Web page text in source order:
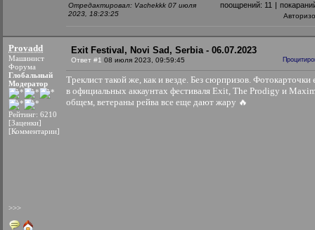
Отредактировал: Vachekkk 07 июля
2023, 18:23:25
поощрений: 11 |
Provadd
Машинист
Форума
Глобальный
Модератор
Рейтинг: 6210
[Заценки]
[Комментарии]
>>>
Exit Festival, Novi Sad, Serbia - 06.07.2023
Ответ #1 08 июля 2023, 09:59:45
Треклист такой же, как и везде. Без сюрпризов. Фотокарточки
в официальных аккаунтах фестиваля Exit, The Prodigy и
общем, ветераны рейва все еще дают жару 🔥